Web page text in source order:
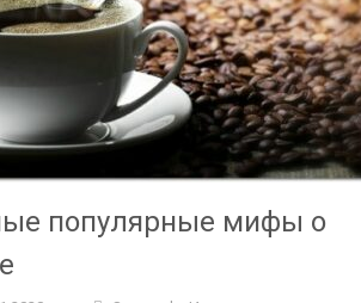
популярные мифы о